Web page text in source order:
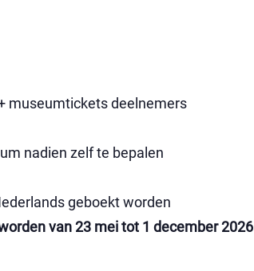
museumtickets deelnemers
nadien zelf te bepalen
geboekt worden
van 23 mei tot 1 december 2026